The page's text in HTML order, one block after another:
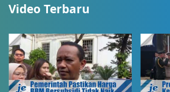
Video Terbaru